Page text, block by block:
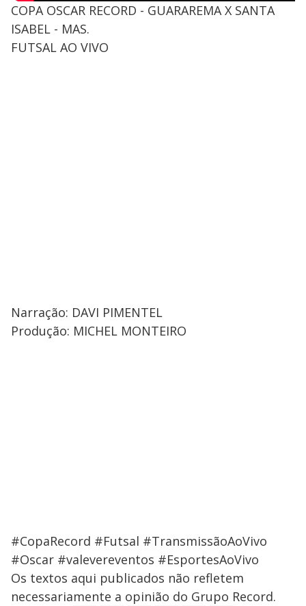
COPA OSCAR RECORD - GUARAREMA X SANTA
ISABEL - MAS.
FUTSAL AO VIVO
Narração: DAVI PIMENTEL
Produção: MICHEL MONTEIRO
#CopaRecord #Futsal #TransmissãoAoVivo
#Oscar #valevereventos #EsportesAoVivo
Os textos aqui publicados não refletem
necessariamente a opinião do Grupo Record.